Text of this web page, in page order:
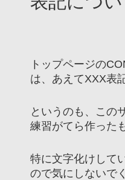
トップページの
は、あえてXXX表
というのも、この
練習がてら作った
特に文字化けして
ので気にしないで